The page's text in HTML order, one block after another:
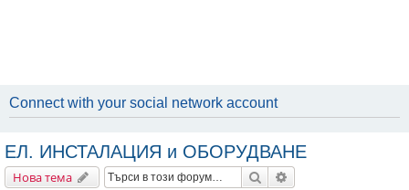
Connect with your social network account
ЕЛ. ИНСТАЛАЦИЯ и ОБОРУДВАНЕ
Нова тема Търсене